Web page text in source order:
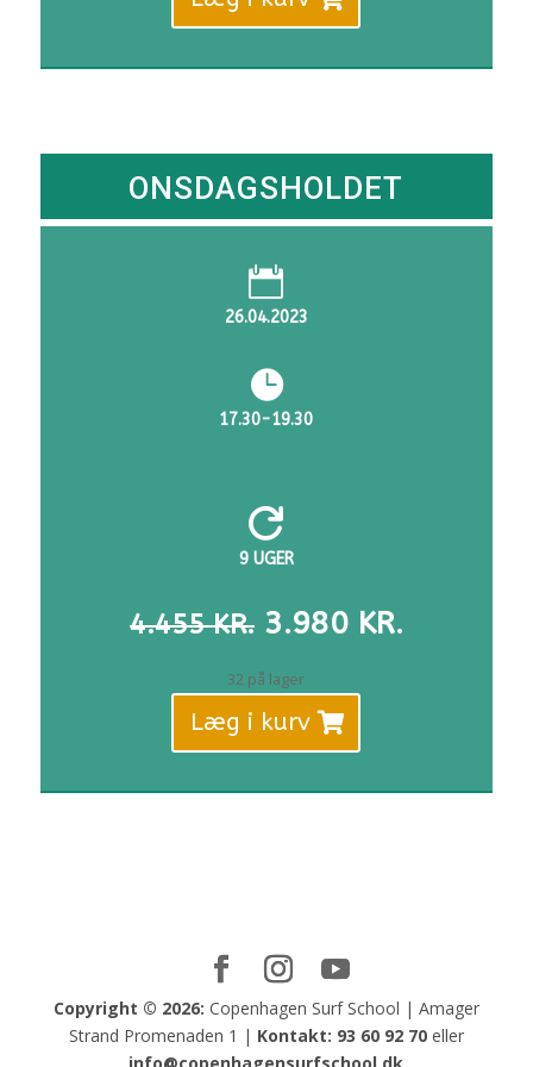
4.455 KR..
ONSDAGSHOLDET

26.04.2023

17.30-19.30

9 UGER
4.455KR. DEN
PRIS
VAR:
4.455 KR..
3.980 KR.DEN
32 på lager
Læg i kurv
Copyright © 2026: Copenhagen Surf School | Amager
Strand Promenaden 1 | Kontakt: 93 60 92 70eller